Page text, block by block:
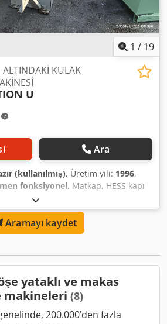
1 / 19
ALTINDAKİ KULAK
U
Ara
(kullanılmış), Üretim yılı: 1996,
fonksiyonel, Matkap, HESS kapı
tek ünite. PVC ve ALU pencereler
Aljdhea
Aramayı kaydet
yataklı ve makas
makineleri (8)
200.000’den fazla